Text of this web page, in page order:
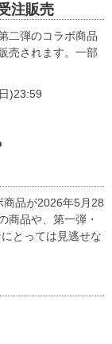
注販売
二弾のコラボ商品
売されます。一部
)23:59
商品が2026年5月28
商品や、第一弾・
とっては見逃せな